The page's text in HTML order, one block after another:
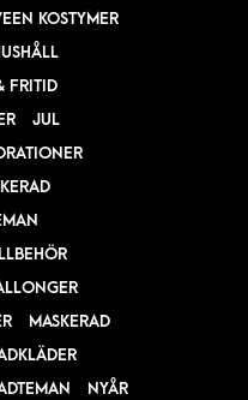
KOSTYMER
FRITID
JUL
MASKERAD
NYÅR